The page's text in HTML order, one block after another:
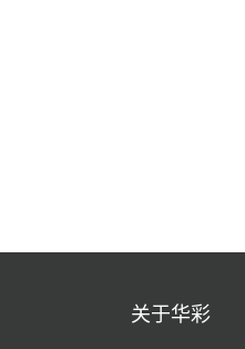
关于华彩